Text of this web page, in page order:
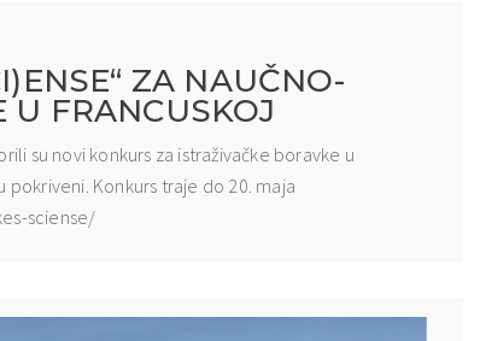
ZA NAUČNO-
U FRANCUSKOJ
su novi konkurs za istraživačke boravke u
pokriveni. Konkurs traje do 20. maja
sciense/